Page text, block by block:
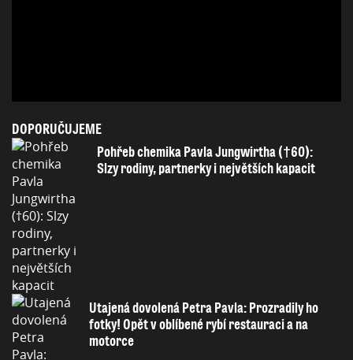
DOPORUČUJEME
Pohřeb chemika Pavla Jungwirtha (†60):
Slzy rodiny, partnerky i největších kapacit
Utajená dovolená Petra Pavla: Prozradily ho
fotky! Opět v oblíbené rybí restauraci a na
motorce